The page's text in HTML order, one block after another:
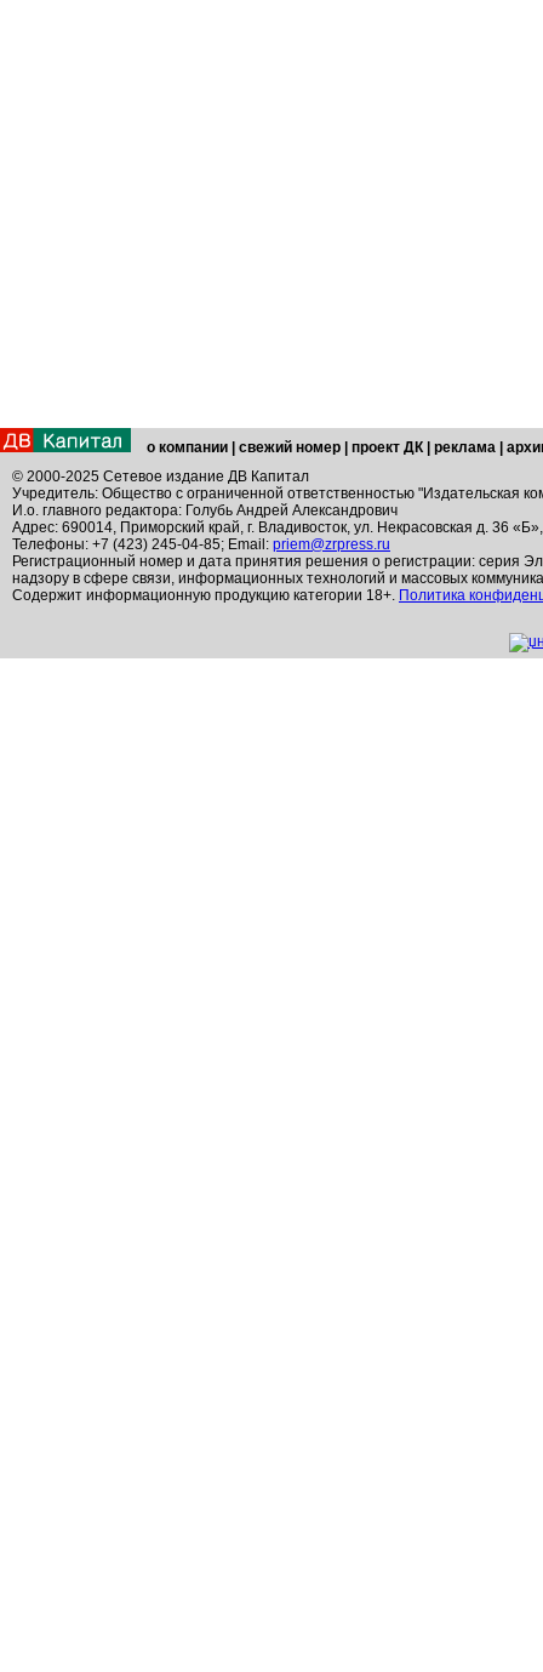
о компании свежий номер проект ДК реклама
© 2000-2025 Сетевое издание ДВ Капитал
Учредитель: Общество с ограниченной ответственностью "Издательская
И.о. главного редактора: Голубь Андрей Александрович
Адрес: 690014, Приморский край, г. Владивосток, ул. Некрасовская д. 36
Телефоны: +7 (423) 245-04-85; Email: priem@zrpress.ru
Регистрационный номер и дата принятия решения о регистрации: серия
надзору в сфере связи, информационных технологий и массовых
Содержит информационную продукцию категории 18+. Политика